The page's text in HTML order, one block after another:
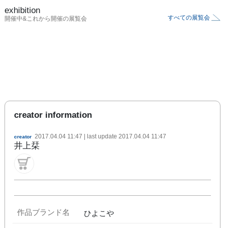
exhibition
開催中&これから開催の展覧会 すべての展覧会
creator information
creator 2017.04.04 11:47 | last update 2017.04.04 11:47
井上栞
作品ブランド名 ひよこや